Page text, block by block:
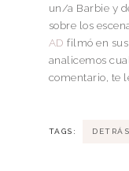
un/a Barbie y
sobre los
AD filmó en
analicemos
comentario, te
TAGS: